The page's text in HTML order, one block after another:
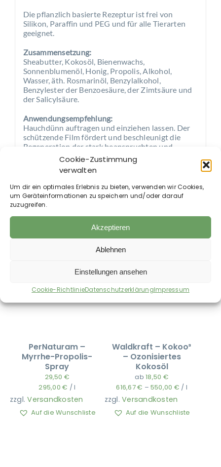
Cookie-Zustimmung
verwalten
Um dir ein optimales Erlebnis zu bieten, verwenden wir Cookies,
um Geräteinformationen zu speichern und/oder darauf
zuzugreifen.
Akzeptieren
Ablehnen
Einstellungen ansehen
Cookie-RichtlinieDatenschutzerklärungImpressum
Die pflanzlich basierte Rezeptur ist frei von
Silikon, Paraffin und PEG und für alle Tierarten
geeignet.
Zusammensetzung:
Sheabutter, Kokosöl, Bienenwachs,
Sonnenblumenöl, Honig, Propolis, Alkohol,
Wasser, äth. Rosmarinöl, Benzylalkohol,
Benzylester der Benzoesäure, der Zimtsäure und
der Salicylsäure.
Anwendungsempfehlung:
Hauchdünn auftragen und einziehen lassen. Der
schützende Film fördert und beschleunigt die
Regeneration der stark beanspruchten und
belasteten Hautstellen.
Auch im Shop erhältlich:
PerNaturam –
Myrrhe-Propolis-
Spray
29,50 €
295,00€ /l
zzgl.Versandkosten
Auf die Wunschliste
Waldkraft – Kokoo³
– Ozonisiertes
Kokosöl
ab18,50 €
616,67€ – 550,00 € / l
zzgl.Versandkosten
Auf die Wunschliste